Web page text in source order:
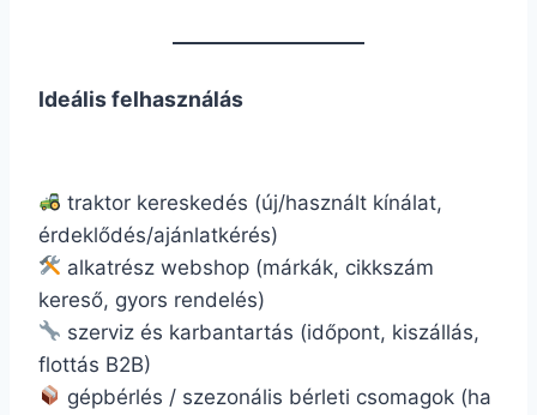
Ideális felhasználás
traktor kereskedés (új/használt kínálat,
érdeklődés/ajánlatkérés)
alkatrész webshop (márkák, cikkszám
kereső, gyors rendelés)
szerviz és karbantartás (időpont, kiszállás,
flottás B2B)
gépbérlés / szezonális bérleti csomagok (ha